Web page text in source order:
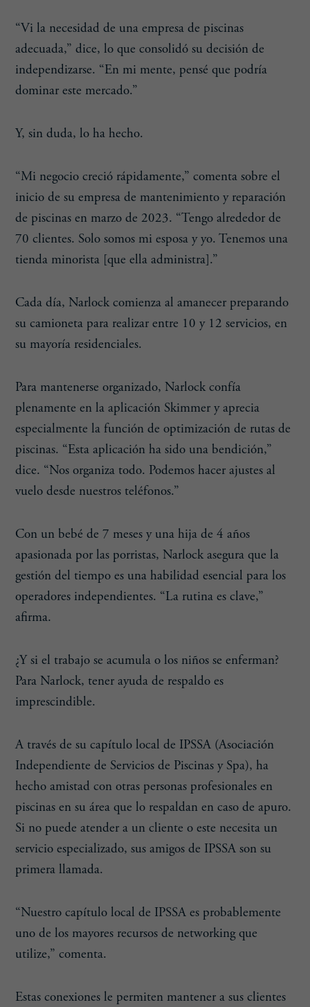
“Vi la necesidad de una empresa de piscinas
adecuada,” dice, lo que consolidó su decisión de
independizarse. “En mi mente, pensé que podría
dominar este mercado.”
Y, sin duda, lo ha hecho.
“Mi negocio creció rápidamente,” comenta sobre el
inicio de su empresa de mantenimiento y reparación
de piscinas en marzo de 2023. “Tengo alrededor de
70 clientes. Solo somos mi esposa y yo. Tenemos una
tienda minorista [que ella administra].”
Cada día, Narlock comienza al amanecer preparando
su camioneta para realizar entre 10 y 12 servicios, en
su mayoría residenciales.
Para mantenerse organizado, Narlock confía
plenamente en la aplicación Skimmer y aprecia
especialmente la función de optimización de rutas de
piscinas. “Esta aplicación ha sido una bendición,”
dice. “Nos organiza todo. Podemos hacer ajustes al
vuelo desde nuestros teléfonos.”
Con un bebé de 7 meses y una hija de 4 años
apasionada por las porristas, Narlock asegura que la
gestión del tiempo es una habilidad esencial para los
operadores independientes. “La rutina es clave,”
afirma.
¿Y si el trabajo se acumula o los niños se enferman?
Para Narlock, tener ayuda de respaldo es
imprescindible.
A través de su capítulo local de IPSSA (Asociación
Independiente de Servicios de Piscinas y Spa), ha
hecho amistad con otras personas profesionales en
piscinas en su área que lo respaldan en caso de apuro.
Si no puede atender a un cliente o este necesita un
servicio especializado, sus amigos de IPSSA son su
primera llamada.
“Nuestro capítulo local de IPSSA es probablemente
uno de los mayores recursos de networking que
utilize,” comenta.
Estas conexiones le permiten mantener a sus clientes